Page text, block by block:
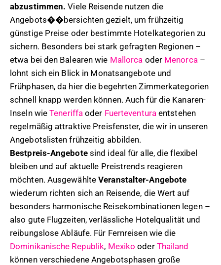
abzustimmen. Viele Reisende nutzen die
Angebots��bersichten gezielt, um frühzeitig
günstige Preise oder bestimmte Hotelkategorien zu
sichern. Besonders bei stark gefragten Regionen –
etwa bei den Balearen wie Mallorca oder Menorca –
lohnt sich ein Blick in Monatsangebote und
Frühphasen, da hier die begehrten Zimmerkategorien
schnell knapp werden können. Auch für die Kanaren-
Inseln wieTeneriffa oder Fuerteventura entstehen
regelmäßig attraktive Preisfenster, die wir in unseren
Angebotslisten frühzeitig abbilden.
Bestpreis-Angebotesind ideal für alle, die flexibel
bleiben und auf aktuelle Preistrends reagieren
möchten. AusgewählteVeranstalter-Angebote
wiederum richten sich an Reisende, die Wert auf
besonders harmonische Reisekombinationen legen –
also gute Flugzeiten, verlässliche Hotelqualität und
reibungslose Abläufe. Für Fernreisen wie die
Dominikanische Republik, Mexiko oder Thailand
können verschiedene Angebotsphasen große